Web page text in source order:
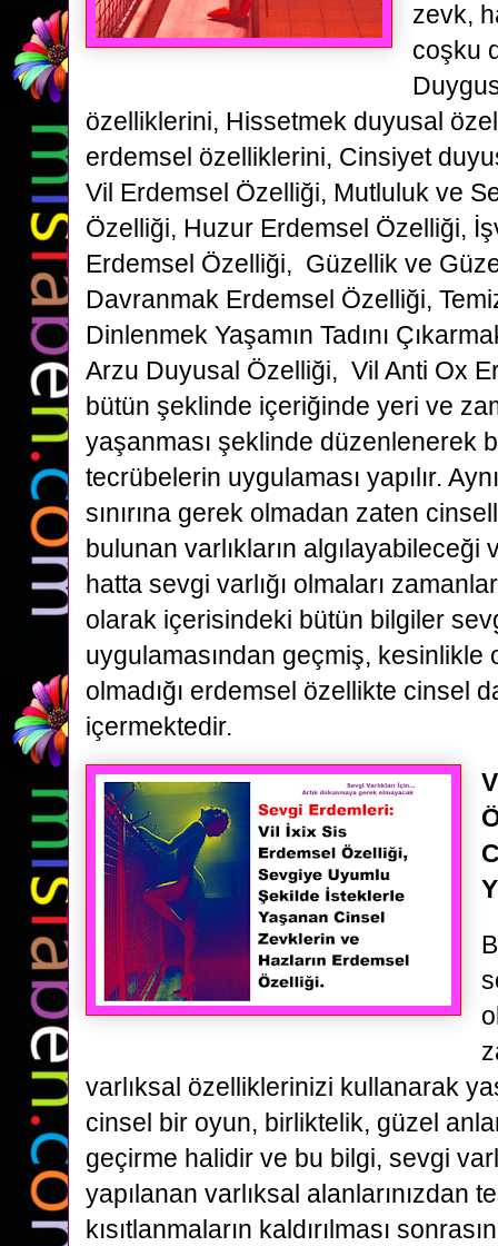
zevk,
coşku
özelliklerini, Hissetmek duyusal
erdemsel özelliklerini, Cinsiyet
Vil Erdemsel Özelliği, Mutluluk ve
Özelliği, Huzur Erdemsel Özelliği,
Erdemsel Özelliği, Güzellik ve
Davranmak Erdemsel Özelliği,
Dinlenmek Yaşamın Tadını
Arzu Duyusal Özelliği, Vil Anti Ox
bütün şeklinde içeriğinde yeri ve
yaşanması şeklinde düzenlenerek
tecrübelerin uygulaması yapılır.
sınırına gerek olmadan zaten
bulunan varlıkların
hatta sevgi varlığı olmaları
olarak içerisindeki bütün bilgiler
uygulamasından geçmiş, kesinlikle
olmadığı erdemsel özellikte cinsel
içermektedir.
varlıksal özelliklerinizi kullanarak
cinsel bir oyun, birliktelik, güzel
geçirme halidir ve bu bilgi, sevgi
yapılanan varlıksal alanlarınızdan
kısıtlanmaların kaldırılması